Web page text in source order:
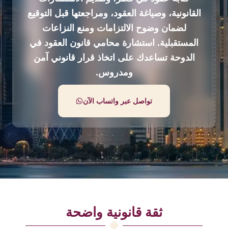
القانونية، وصياغة العقود، ومراجعتها قبل التوقيع
لضمان وضوح الالتزامات ومنع النزاعات
المستقبلية. استشارة محامي قانون العقود في
الدوحة تساعدك على اتخاذ قرار قانوني آمن
ومدروس.
تواصل عبر واتساب الآن
ثقة قانونية واضحة